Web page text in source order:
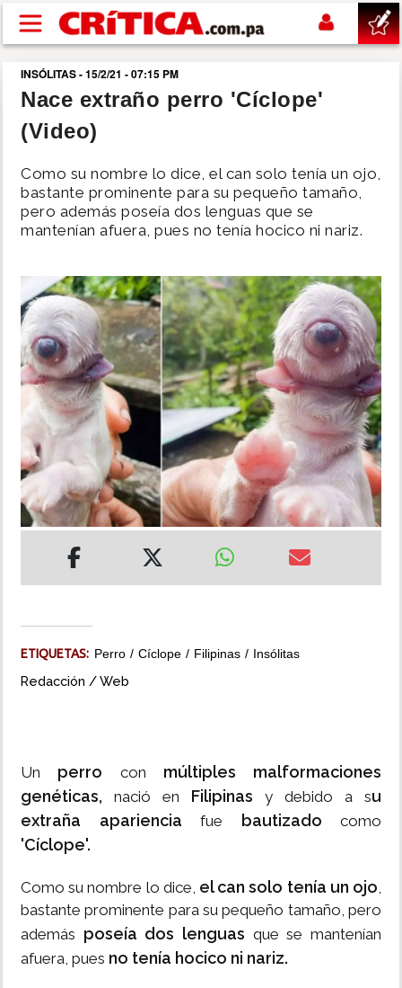
Pasar al contenido principal
buscar
SUCESOS
NACIONAL
POLÍTICA
SHOW
DEPORTES
MUNDO
INSÓLITAS
MULTIMEDIA
INSÓLITAS - 15/2/21 - 07:15 PM
Nace extraño perro 'Cíclope'
(Video)
Como su nombre lo dice, el can solo tenía un ojo,
bastante prominente para su pequeño tamaño,
pero además poseía dos lenguas que se
mantenían afuera, pues no tenía hocico ni nariz.
ETIQUETAS: Perro Cíclope Filipinas Insólitas
Redacción / Web
Un perro con múltiples malformaciones
genéticas, nació en Filipinas y debido a su
extraña apariencia fue bautizado como
'Cíclope'.
Como su nombre lo dice, el can solo tenía un ojo,
bastante prominente para su pequeño tamaño, pero
además poseía dos lenguas que se mantenían
afuera, pues no tenía hocico ni nariz.